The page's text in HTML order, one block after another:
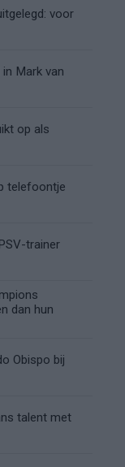
voor
Mark van
op als
telefoontje
trainer
dan hun
Obispo bij
talent met